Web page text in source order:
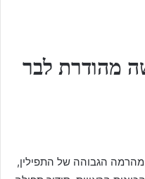
מהודרת לבר
הגבוהה של התפילין,